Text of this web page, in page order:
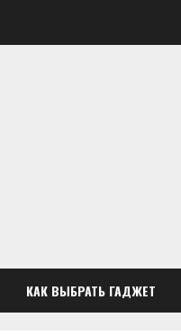
КАК ВЫБРАТЬ ГАДЖЕТ